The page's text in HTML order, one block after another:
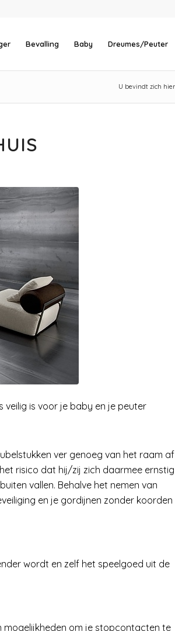
Bevalling Baby Dreumes/Peuter
U bevindt zich
veilig is voor je baby en je peuter
ver genoeg van het raam af
risico dat hij/zij zich daarmee ernstig
vallen. Behalve het nemen van
en je gordijnen zonder koorden
wordt en zelf het speelgoed uit de
mogelijkheden om je stopcontacten te